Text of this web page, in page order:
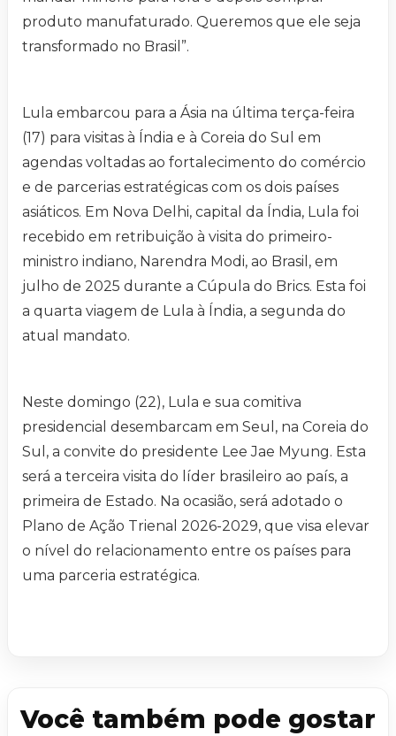
produto manufaturado. Queremos que ele seja
transformado no Brasil”.
Lula embarcou para a Ásia na última terça-feira
(17) para visitas à Índia e à Coreia do Sul em
agendas voltadas ao fortalecimento do comércio
e de parcerias estratégicas com os dois países
asiáticos. Em Nova Delhi, capital da Índia, Lula foi
recebido em retribuição à visita do primeiro-
ministro indiano, Narendra Modi, ao Brasil, em
julho de 2025 durante a Cúpula do Brics. Esta foi
a quarta viagem de Lula à Índia, a segunda do
atual mandato.
Neste domingo (22), Lula e sua comitiva
presidencial desembarcam em Seul, na Coreia do
Sul, a convite do presidente Lee Jae Myung. Esta
será a terceira visita do líder brasileiro ao país, a
primeira de Estado. Na ocasião, será adotado o
Plano de Ação Trienal 2026-2029, que visa elevar
o nível do relacionamento entre os países para
uma parceria estratégica.
Você também pode gostar